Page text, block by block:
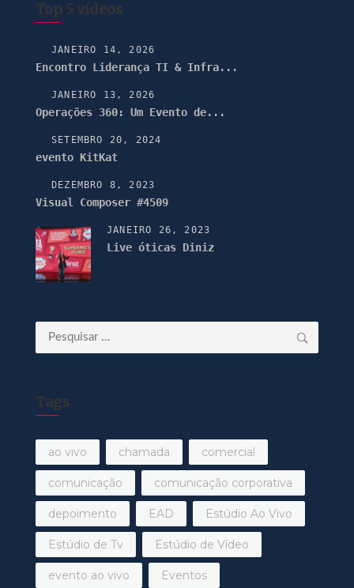
Top 5 vídeos
JANEIRO 14, 2026
Encontro Liderança TI & Infra...
JANEIRO 13, 2026
Operações 360: Um Evento de...
SETEMBRO 20, 2024
evento KitKat
DEZEMBRO 8, 2023
Visual Composer #4509
JANEIRO 26, 2023
Live óticas Diniz
Pesquisar
por:
Tags
ao vivo chamada comercial
comunicação comunicação corporativa
depoimento EAD Estúdio Ao Vivo
Estúdio de Tv Estúdio de Vídeo
evento ao vivo Eventos